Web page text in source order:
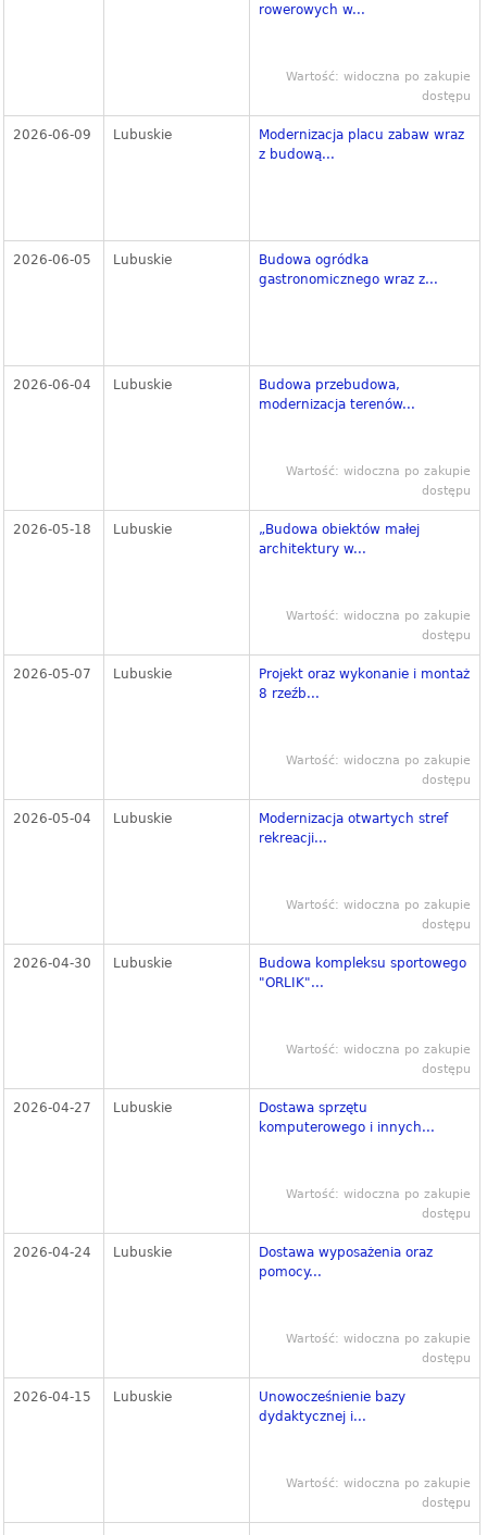
rowerowych w...
Wartość: widoczna po zakupie
dostępu
2026-06-09 Lubuskie
Modernizacja placu zabaw wraz
z budową...
2026-06-05 Lubuskie
Budowa ogródka
gastronomicznego wraz z...
2026-06-04 Lubuskie
Budowa przebudowa,
modernizacja terenów...
Wartość: widoczna po zakupie
dostępu
2026-05-18 Lubuskie
„Budowa obiektów małej
architektury w...
Wartość: widoczna po zakupie
dostępu
2026-05-07 Lubuskie
Projekt oraz wykonanie i montaż
8 rzeźb...
Wartość: widoczna po zakupie
dostępu
2026-05-04 Lubuskie
Modernizacja otwartych stref
rekreacji...
Wartość: widoczna po zakupie
dostępu
2026-04-30 Lubuskie
Budowa kompleksu sportowego
"ORLIK"...
Wartość: widoczna po zakupie
dostępu
2026-04-27 Lubuskie
Dostawa sprzętu
komputerowego i innych...
Wartość: widoczna po zakupie
dostępu
2026-04-24 Lubuskie
Dostawa wyposażenia oraz
pomocy...
Wartość: widoczna po zakupie
dostępu
2026-04-15 Lubuskie
Unowocześnienie bazy
dydaktycznej i...
Wartość: widoczna po zakupie
dostępu